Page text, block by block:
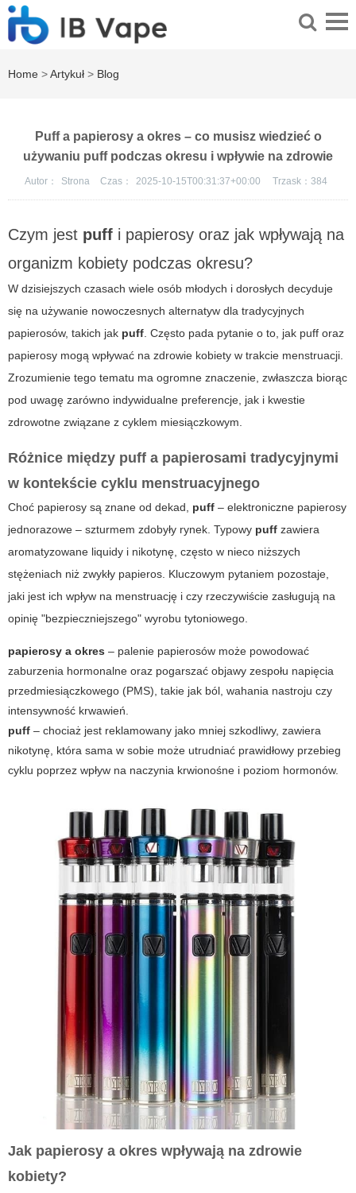
Home >Artykuł > Blog
Puff a papierosy a okres – co musisz wiedzieć o
używaniu puff podczas okresu i wpływie na zdrowie
Autor： Strona Czas： 2025-10-15T00:31:37+00:00 Trzask： 384
Czym jest puff i papierosy oraz jak wpływają na
organizm kobiety podczas okresu?
W dzisiejszych czasach wiele osób młodych i dorosłych decyduje
się na używanie nowoczesnych alternatyw dla tradycyjnych
papierosów, takich jak puff. Często pada pytanie o to, jak puff oraz
papierosy mogą wpływać na zdrowie kobiety w trakcie menstruacji.
Zrozumienie tego tematu ma ogromne znaczenie, zwłaszcza biorąc
pod uwagę zarówno indywidualne preferencje, jak i kwestie
zdrowotne związane z cyklem miesiączkowym.
Różnice między puff a papierosami tradycyjnymi
w kontekście cyklu menstruacyjnego
Choć papierosy są znane od dekad, puff – elektroniczne papierosy
jednorazowe – szturmem zdobyły rynek. Typowy puff zawiera
aromatyzowane liquidy i nikotynę, często w nieco niższych
stężeniach niż zwykły papieros. Kluczowym pytaniem pozostaje,
jaki jest ich wpływ na menstruację i czy rzeczywiście zasługują na
opinię "bezpieczniejszego" wyrobu tytoniowego.
papierosy a okres – palenie papierosów może powodować
zaburzenia hormonalne oraz pogarszać objawy zespołu napięcia
przedmiesiączkowego (PMS), takie jak ból, wahania nastroju czy
intensywność krwawień.
puff – chociaż jest reklamowany jako mniej szkodliwy, zawiera
nikotynę, która sama w sobie może utrudniać prawidłowy przebieg
cyklu poprzez wpływ na naczynia krwionośne i poziom hormonów.
Jak papierosy a okres wpływają na zdrowie
kobiety?